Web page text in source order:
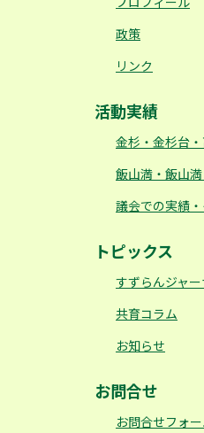
政策
リンク
活動実績
金杉・金杉台
飯山満・飯山
議会での実績
トピックス
すずらんジャ
共育コラム
お知らせ
お問合せ
お問合せフォ